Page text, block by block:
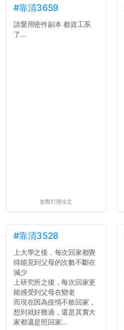
#靠清3659
請愛用密件副本 都資工系
了...
點擊打開全文
#靠清3528
上大學之後，每次回家都覺
得能見到父母的次數不斷在
減少
上研究所之後，每次回家更
能感受到父母在變老
而現在因為疫情不敢回家，
想到就好難過，還是其實大
家都還是照回家...